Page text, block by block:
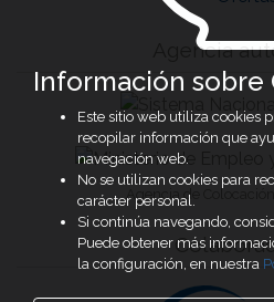
Agencia
Agencia de
Información sobre
Este sitio web utiliza cookies
recopilar información que
navegación web.
No se utilizan cookies para
carácter personal.
Si continúa navegando,
Puede obtener más
la configuración, en nuestra